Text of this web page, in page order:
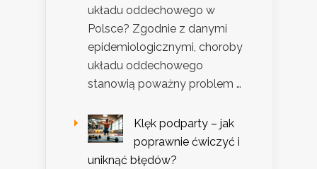
układu oddechowego w
Polsce? Zgodnie z danymi
epidemiologicznymi, choroby
układu oddechowego
stanowią poważny problem …
Klęk podparty – jak
poprawnie ćwiczyć i
uniknąć błędów?